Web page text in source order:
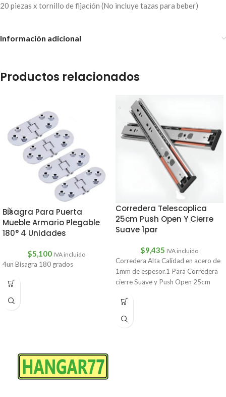
20 piezas x tornillo de fijación (No incluye tazas para beber)
Información adicional
Productos relacionados
Bisagra Para Puerta
Mueble Armario Plegable
180° 4 Unidades
$5,100 IVA incluido
4un Bisagra 180 grados
Corredera Telescoplica
25cm Push Open Y Cierre
Suave 1par
$9,435 IVA incluido
Corredera Alta Calidad en acero de
1mm de espesor.1 Para Corredera
cierre Suave y Push Open 25cm